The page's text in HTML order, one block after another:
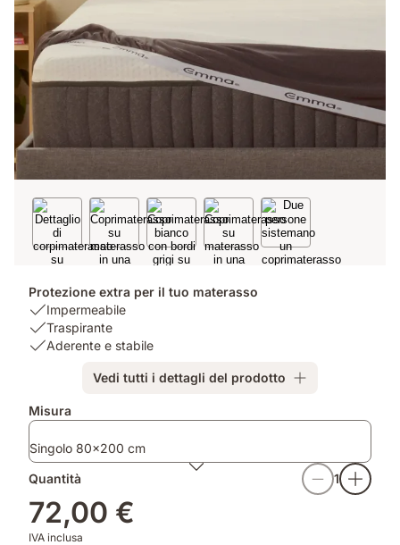
Protezione extra per il tuo materasso
USP
1:
Impermeabile
Impermeabile
USP
2:
Traspirante
USP
stabile
Aderente e stabile
Vedi tutti i dettagli del prodotto
Misura
Singolo 80x200 cm
Quantità
1
72,00 €
IVA inclusa